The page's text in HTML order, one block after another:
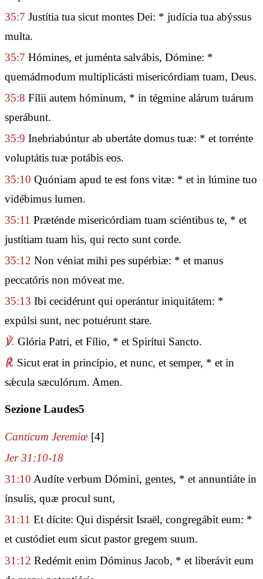
35:7 Justítia tua sicut montes Dei: * judícia tua abýssus
multa.
35:7 Hómines, et juménta salvábis, Dómine: *
quemádmodum multiplicásti misericórdiam tuam, Deus.
35:8 Fílii autem hóminum, * in tégmine alárum tuárum
sperábunt.
35:9 Inebriabúntur ab ubertáte domus tuæ: * et torrénte
voluptátis tuæ potábis eos.
35:10 Quóniam apud te est fons vitæ: * et in lúmine tuo
vidébimus lumen.
35:11 Præténde misericórdiam tuam sciéntibus te, * et
justítiam tuam his, qui recto sunt corde.
35:12 Non véniat mihi pes supérbiæ: * et manus
peccatóris non móveat me.
35:13 Ibi cecidérunt qui operántur iniquitátem: *
expúlsi sunt, nec potuérunt stare.
℣. Glória Patri, et Fílio, * et Spirítui Sancto.
℟. Sicut erat in princípio, et nunc, et semper, * et in
sǽcula sæculórum. Amen.
Sezione Laudes5
Canticum Jeremiæ [4]
Jer 31:10-18
31:10 Audíte verbum Dómini, gentes, * et annuntiáte in
ínsulis, quæ procul sunt,
31:11 Et dícite: Qui dispérsit Israël, congregábit eum: *
et custódiet eum sicut pastor gregem suum.
31:12 Redémit enim Dóminus Jacob, * et liberávit eum